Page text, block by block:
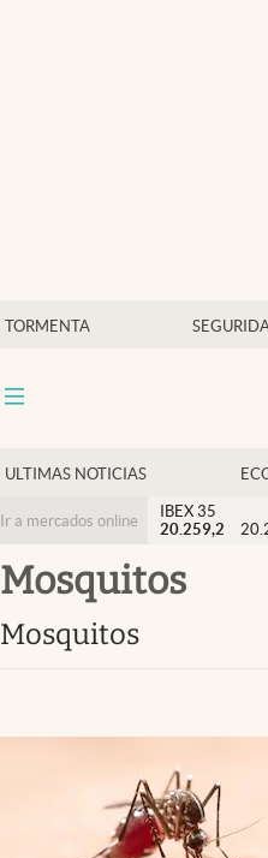
TORMENTA
ULTIMAS NOTICIAS
Ir a mercados online
IBEX 35
20.259,2
mosquitos
mosquitos